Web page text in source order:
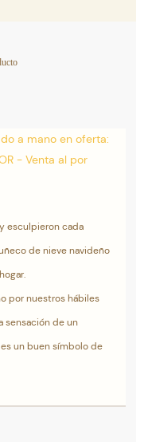
esculpieron cada
de nieve navideño
por nuestros hábiles
sensación de un
un buen símbolo de